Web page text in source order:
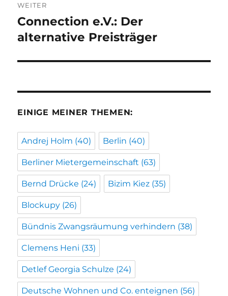
WEITER
Nächster
Beitrag:
Connection e.V.: Der
alternative Preisträger
EINIGE MEINER THEMEN:
Andrej Holm (40) Berlin (40)
Berliner Mietergemeinschaft (63)
Bernd Drücke (24) Bizim Kiez (35)
Blockupy (26)
Bündnis Zwangsräumung verhindern (38)
Clemens Heni (33)
Detlef Georgia Schulze (24)
Deutsche Wohnen und Co. enteignen (56)